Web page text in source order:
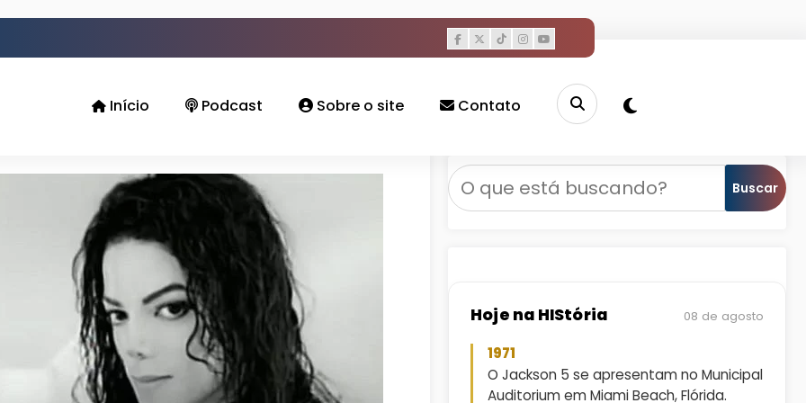
Início
Podcast Sobre o site Contato
dos irmãos Jackson: Michael Jackson, Janet Jackson e ‘Scream’
Pesquisar Buscar
Hoje na HIStória 08 de agosto
1971
O Jackson 5 se apresentam no Municipal
Auditorium em Miami Beach, Flórida.